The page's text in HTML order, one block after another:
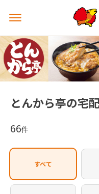
メ
ュ
ー
を
開
く
とんから亭の宅
66件
すべて